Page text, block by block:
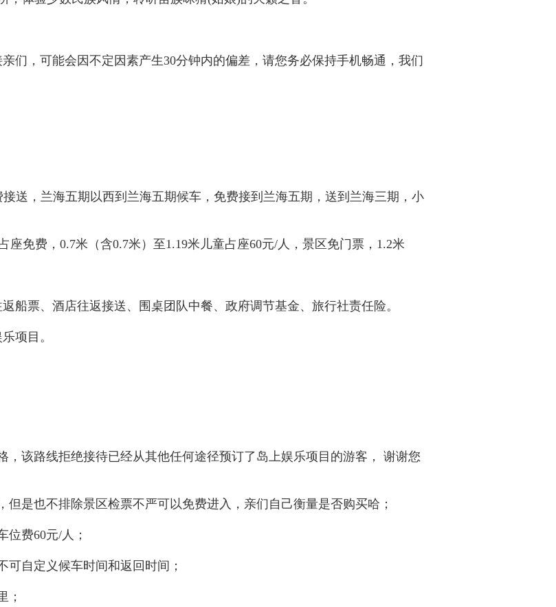
们，可能会因不定因素产生30分钟内的偏差，请您务必保持手机畅通，我们
送，兰海五期以西到兰海五期候车，免费接到兰海五期，送到兰海三期，小
座免费，0.7米（含0.7米）至1.19米儿童占座60元/人，景区免门票，1.2米
船票、酒店往返接送、围桌团队中餐、政府调节基金、旅行社责任险。
项目。
，该路线拒绝接待已经从其他任何途径预订了岛上娱乐项目的游客， 谢谢您
是也不排除景区检票不严可以免费进入，亲们自己衡量是否购买哈；
位费60元/人；
自定义候车时间和返回时间；
；